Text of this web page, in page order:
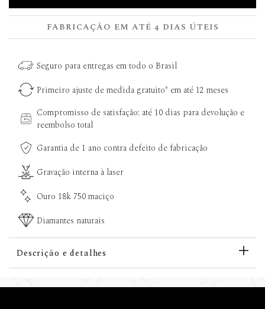
FABRICAÇÃO EM ATÉ 4 DIAS ÚTEIS
Seguro para entregas em todo o Brasil
Primeiro ajuste de medida gratuito* em até 12 meses
Compromisso de satisfação: até 10 dias para devolução e
reembolso total
Garantia de 1 ano contra defeito de fabricação
Gravação interna à laser
Ouro 18k 750 maciço
Diamantes naturais
Descrição e detalhes